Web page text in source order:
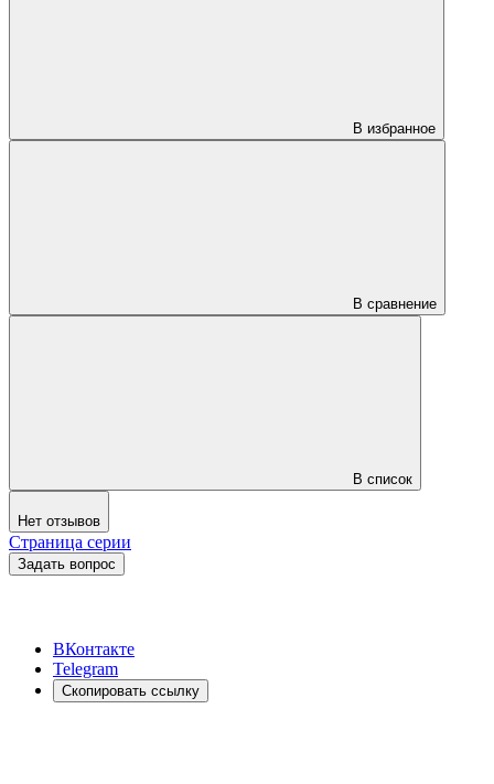
В избранное
В сравнение
В список
Нет отзывов
Страница серии
Задать вопрос
ВКонтакте
Telegram
Скопировать ссылку